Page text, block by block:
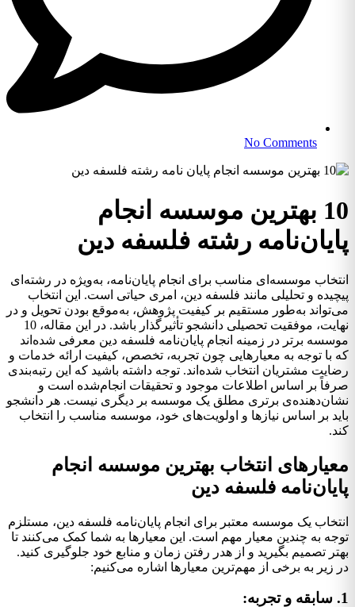
No Comments
10 بهترین موسسه انجام
پایان‌نامه رشته فلسفه دین
انتخاب موسسه‌ای مناسب برای انجام پایان‌نامه، به‌ویژه در رشته‌ای
پیچیده و تحلیلی مانند فلسفه دین، امری حیاتی است. این انتخاب
می‌تواند به‌طور مستقیم بر کیفیت پژوهش، به‌موقع بودن تحویل و در
نهایت، موفقیت تحصیلی دانشجو تأثیرگذار باشد. در این مقاله، 10
موسسه برتر در زمینه انجام پایان‌نامه فلسفه دین معرفی شده‌اند
که با توجه به معیارهایی چون تجربه، تخصص، کیفیت ارائه خدمات و
رضایت مشتریان انتخاب شده‌اند. توجه داشته باشید که این رتبه‌بندی
صرفاً بر اساس اطلاعات موجود و تحقیقات انجام‌شده است و
نشان‌دهنده‌ی برتری مطلق یک موسسه بر دیگری نیست. هر دانشجو
باید بر اساس نیازها و اولویت‌های خود، موسسه مناسب را انتخاب
کند.
معیارهای انتخاب بهترین موسسه انجام
پایان‌نامه فلسفه دین
انتخاب یک موسسه معتبر برای انجام پایان‌نامه فلسفه دین، مستلزم
توجه به چندین معیار مهم است. این معیارها به شما کمک می‌کنند تا
بهتر تصمیم بگیرید و از هدر رفتن زمان و منابع خود جلوگیری کنید.
در زیر به برخی از مهم‌ترین معیارها اشاره می‌کنیم:
1. سابقه و تجربه: